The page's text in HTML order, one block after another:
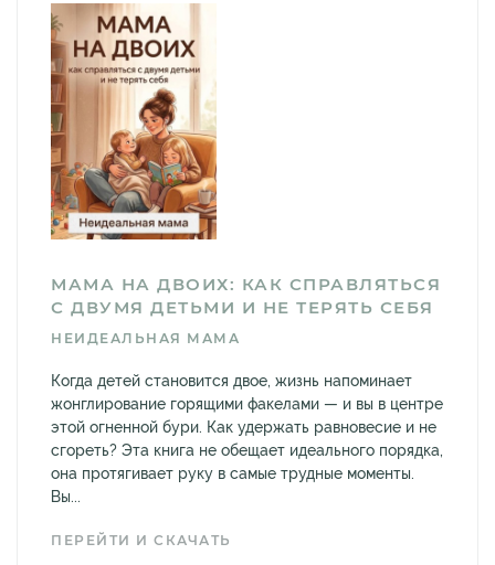
МАМА НА ДВОИХ: КАК СПРАВЛЯТЬСЯ
С ДВУМЯ ДЕТЬМИ И НЕ ТЕРЯТЬ СЕБЯ
НЕИДЕАЛЬНАЯ МАМА
Когда детей становится двое, жизнь напоминает
жонглирование горящими факелами — и вы в центре
этой огненной бури. Как удержать равновесие и не
сгореть? Эта книга не обещает идеального порядка,
она протягивает руку в самые трудные моменты.
Вы...
ПЕРЕЙТИ И СКАЧАТЬ